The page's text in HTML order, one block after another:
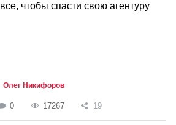
все, чтобы спасти свою агентуру
Олег Никифоров
0 17267 19